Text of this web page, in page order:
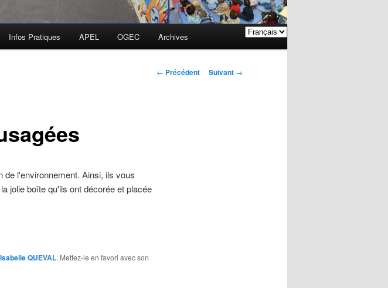
Infos Pratiques APEL OGEC Archives
Navigation des
← Précédent Suivant →
de l'environnement. Ainsi, ils vous
jolie boîte qu'ils ont décorée et placée
Isabelle QUEVAL. Mettez-le en favori avec son